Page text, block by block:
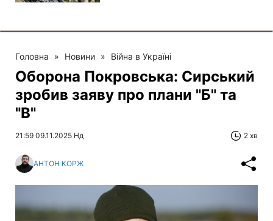
Головна » Новини » Війна в Україні
Оборона Покровська: Сирський
зробив заяву про плани "Б" та
"В"
21:59 09.11.2025 Нд 2 хв
АНТОН КОРЖ